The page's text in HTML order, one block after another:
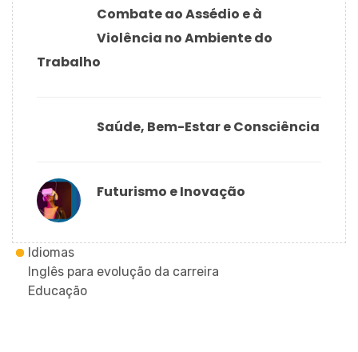
Combate ao Assédio e à
Violência no Ambiente do
Trabalho
Saúde, Bem-Estar e Consciência
Futurismo e Inovação
Idiomas
Inglês para evolução da carreira
Educação